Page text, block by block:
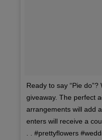
Ready to say “Pie
giveaway. The perfect
arrangements will add
enters will receive a
. . #prettyflowers